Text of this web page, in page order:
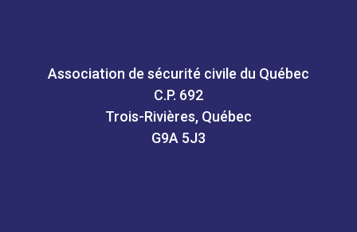
Association de sécurité civile du Québec
C.P. 692
Trois-Rivières, Québec
G9A 5J3